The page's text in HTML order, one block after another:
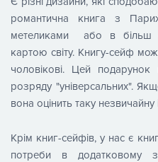
романтична книга з
метеликами або в більш
картою світу. Книгу-сейф
чоловікові. Цей
розряду "універсальних".
вона оцінить таку незвичайну
Крім книг-сейфів, у нас є
потреби в додатковому